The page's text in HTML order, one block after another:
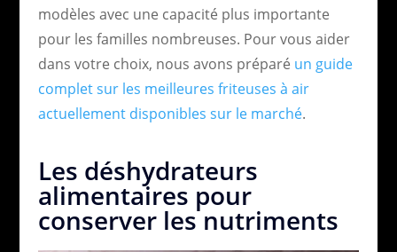
modèles avec une capacité plus importante
pour les familles nombreuses. Pour vous aider
dans votre choix, nous avons préparé un guide
complet sur les meilleures friteuses à air
actuellement disponibles sur le marché.
Les déshydrateurs
alimentaires pour
conserver les nutriments